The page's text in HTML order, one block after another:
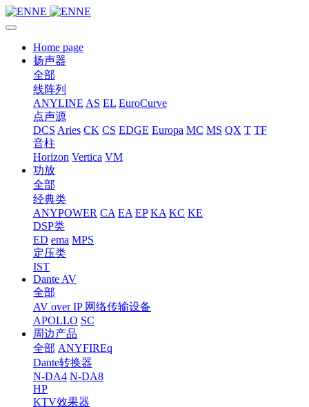
Home page
扬声器
全部
线阵列
ANYLINE AS EL EuroCurve
点声源
DCS Aries CK CS EDGE Europa MC MS QX T TF
音柱
Horizon Vertica VM
功放
全部
经典类
ANYPOWER CA EA EP KA KC KE
DSP类
ED ema MPS
定压类
IST
Dante AV
全部
AV over IP 网络传输设备
APOLLO SC
周边产品
全部 ANYFIREq
Dante转换器
N-DA4 N-DA8
HP
KTV效果器